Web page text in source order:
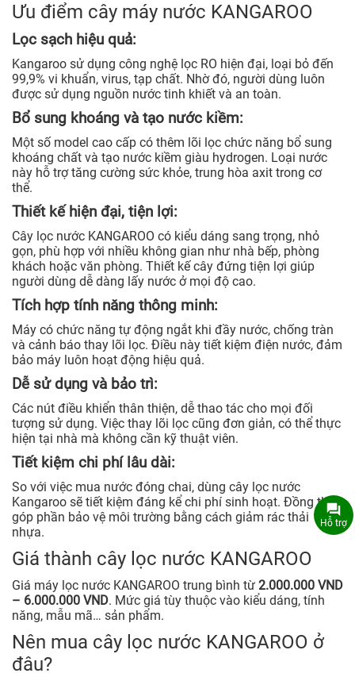
Ưu điểm cây máy nước KANGAROO
Lọc sạch hiệu quả:
Kangaroo sử dụng công nghệ lọc RO hiện đại, loại bỏ đến
99,9% vi khuẩn, virus, tạp chất. Nhờ đó, người dùng luôn
được sử dụng nguồn nước tinh khiết và an toàn.
Bổ sung khoáng và tạo nước kiềm:
Một số model cao cấp có thêm lõi lọc chức năng bổ sung
khoáng chất và tạo nước kiềm giàu hydrogen. Loại nước
này hỗ trợ tăng cường sức khỏe, trung hòa axit trong cơ
thể.
Thiết kế hiện đại, tiện lợi:
Cây lọc nước KANGAROO có kiểu dáng sang trọng, nhỏ
gọn, phù hợp với nhiều không gian như nhà bếp, phòng
khách hoặc văn phòng. Thiết kế cây đứng tiện lợi giúp
người dùng dễ dàng lấy nước ở mọi độ cao.
Tích hợp tính năng thông minh:
Máy có chức năng tự động ngắt khi đầy nước, chống tràn
và cảnh báo thay lõi lọc. Điều này tiết kiệm điện nước, đảm
bảo máy luôn hoạt động hiệu quả.
Dễ sử dụng và bảo trì:
Các nút điều khiển thân thiện, dễ thao tác cho mọi đối
tượng sử dụng. Việc thay lõi lọc cũng đơn giản, có thể thực
hiện tại nhà mà không cần kỹ thuật viên.
Tiết kiệm chi phí lâu dài:
So với việc mua nước đóng chai, dùng cây lọc nước
Kangaroo sẽ tiết kiệm đáng kể chi phí sinh hoạt. Đồng thời
góp phần bảo vệ môi trường bằng cách giảm rác thải
nhựa.
Giá thành cây lọc nước KANGAROO
Giá máy lọc nước KANGAROO trung bình từ 2.000.000 VND
– 6.000.000 VND. Mức giá tùy thuộc vào kiểu dáng, tính
năng, mẫu mã… sản phẩm.
Nên mua cây lọc nước KANGAROO ở
đâu?
Hỗ trợ